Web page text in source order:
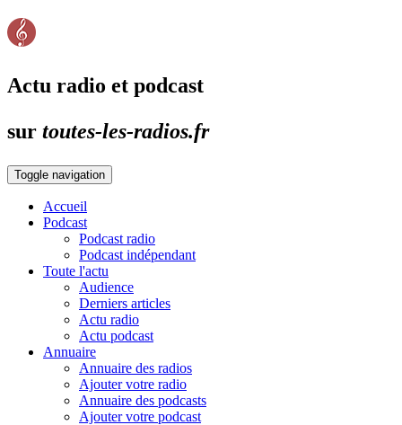
Actu radio et podcast
sur toutes-les-radios.fr
Toggle navigation
Accueil
Podcast
Podcast radio
Podcast indépendant
Toute l'actu
Audience
Derniers articles
Actu radio
Actu podcast
Annuaire
Annuaire des radios
Ajouter votre radio
Annuaire des podcasts
Ajouter votre podcast